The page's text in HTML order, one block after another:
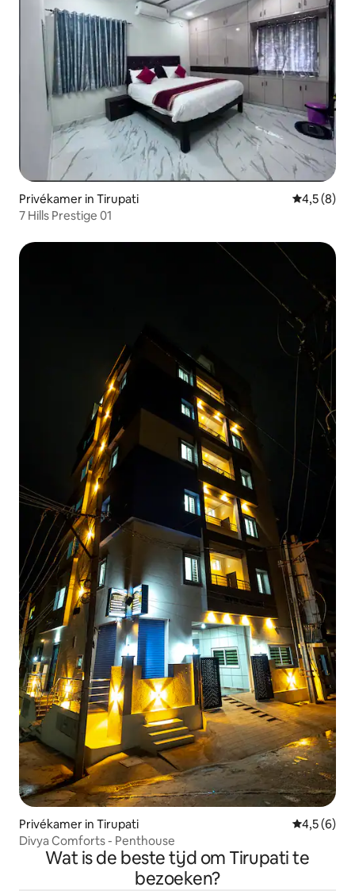
Privékamer in Tirupati
4,5 (8)
7 Hills Prestige 01
Privékamer in Tirupati
4,5 (6)
Divya Comforts - Penthouse
Wat is de beste tijd om Tirupati te
bezoeken?